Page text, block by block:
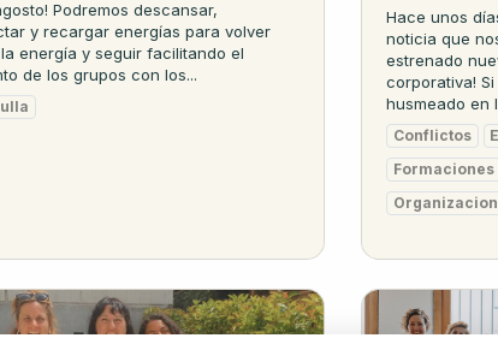
Podremos descansar,
y recargar energías para volver
energía y seguir facilitando el
de los grupos con los...
Hace unos
noticia que
estrenado
corporativa!
husmeado en
Conflictos
Formaciones